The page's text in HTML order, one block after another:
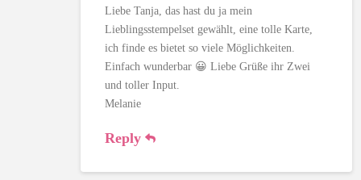
Liebe Tanja, das hast du ja mein
Lieblingsstempelset gewählt, eine tolle Karte,
ich finde es bietet so viele Möglichkeiten.
Einfach wunderbar 😀 Liebe Grüße ihr Zwei
und toller Input.
Melanie
Reply